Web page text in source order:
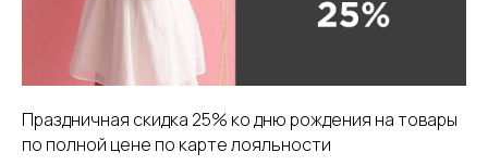
Праздничная скидка 25% ко дню рождения на товары
по полной цене по карте лояльности